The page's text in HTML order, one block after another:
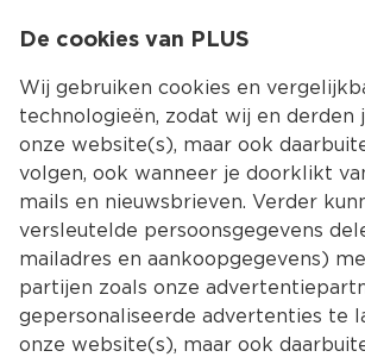
Terug
De cookies van PLUS
Wij gebruiken cookies en
technologieën, zodat wij en derden
onze website(s), maar ook
volgen, ook wanneer je doorklikt
mails en nieuwsbrieven. Verder
versleutelde persoonsgegevens
mailadres en aankoopgegevens)
partijen zoals onze
gepersonaliseerde advertenties te
onze website(s), maar ook